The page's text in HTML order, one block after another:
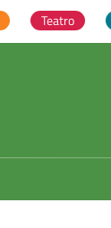
Teatro